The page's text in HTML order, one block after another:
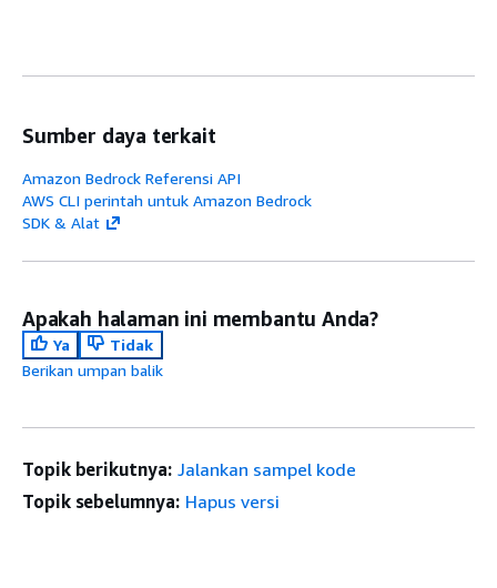
Sumber daya terkait
Amazon Bedrock Referensi API
AWS CLI perintah untuk Amazon Bedrock
SDK & Alat
Apakah halaman ini membantu Anda?
Ya
Tidak
Berikan umpan balik
Topik berikutnya: Jalankan sampel kode
Topik sebelumnya: Hapus versi